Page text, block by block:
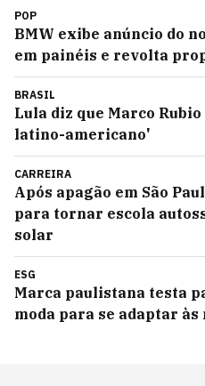
POP
BMW exibe anúncio do
em painéis e revolta
BRASIL
Lula diz que Marco
latino-americano'
CARREIRA
Após apagão em São
para tornar escola
solar
ESG
Marca paulistana testa
moda para se adaptar às